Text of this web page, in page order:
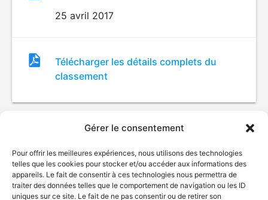
Gérer le consentement
Pour offrir les meilleures expériences, nous utilisons des technologies
telles que les cookies pour stocker et/ou accéder aux informations des
appareils. Le fait de consentir à ces technologies nous permettra de
traiter des données telles que le comportement de navigation ou les ID
uniques sur ce site. Le fait de ne pas consentir ou de retirer son
25 avril 2017
Fichier
de
classement
Télécharger les détails complets du
classement